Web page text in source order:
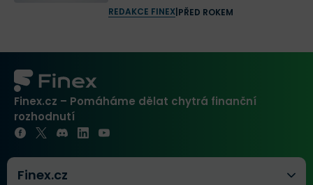
REDAKCE FINEX| PŘED ROKEM
Finex.cz – Pomáháme dělat chytrá finanční
rozhodnutí
Finex.cz